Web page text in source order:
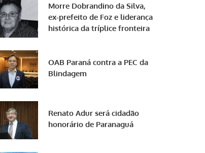
Morre Dobrandino da Silva,
ex-prefeito de Foz e liderança
histórica da tríplice fronteira
OAB Paraná contra a PEC da
Blindagem
Renato Adur será cidadão
honorário de Paranaguá